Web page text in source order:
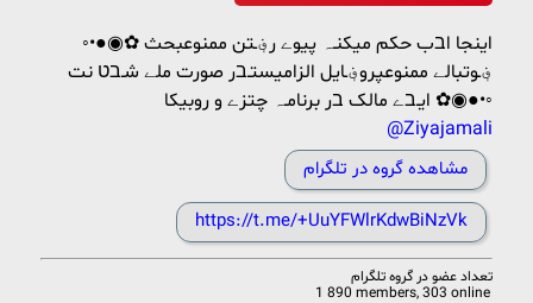
◦•●◉✿ اینجا اבب حکم میکنـہ پیوے ر؋ـتن ممنوعبحث
؋ـوتبالے ممنوعپرو؋ـایل الزامیستـבر صورت ملے شـבט نت
ایـבے مالک בر برنامـہ چتزے و روبیکا ✿◉●•◦
@Ziyajamali
مشاهده گروه در تلگرام
https://t.me/+UuYFWlrKdwBiNzVk
تعداد عضو در گروه تلگرام
1 890 members, 303 online